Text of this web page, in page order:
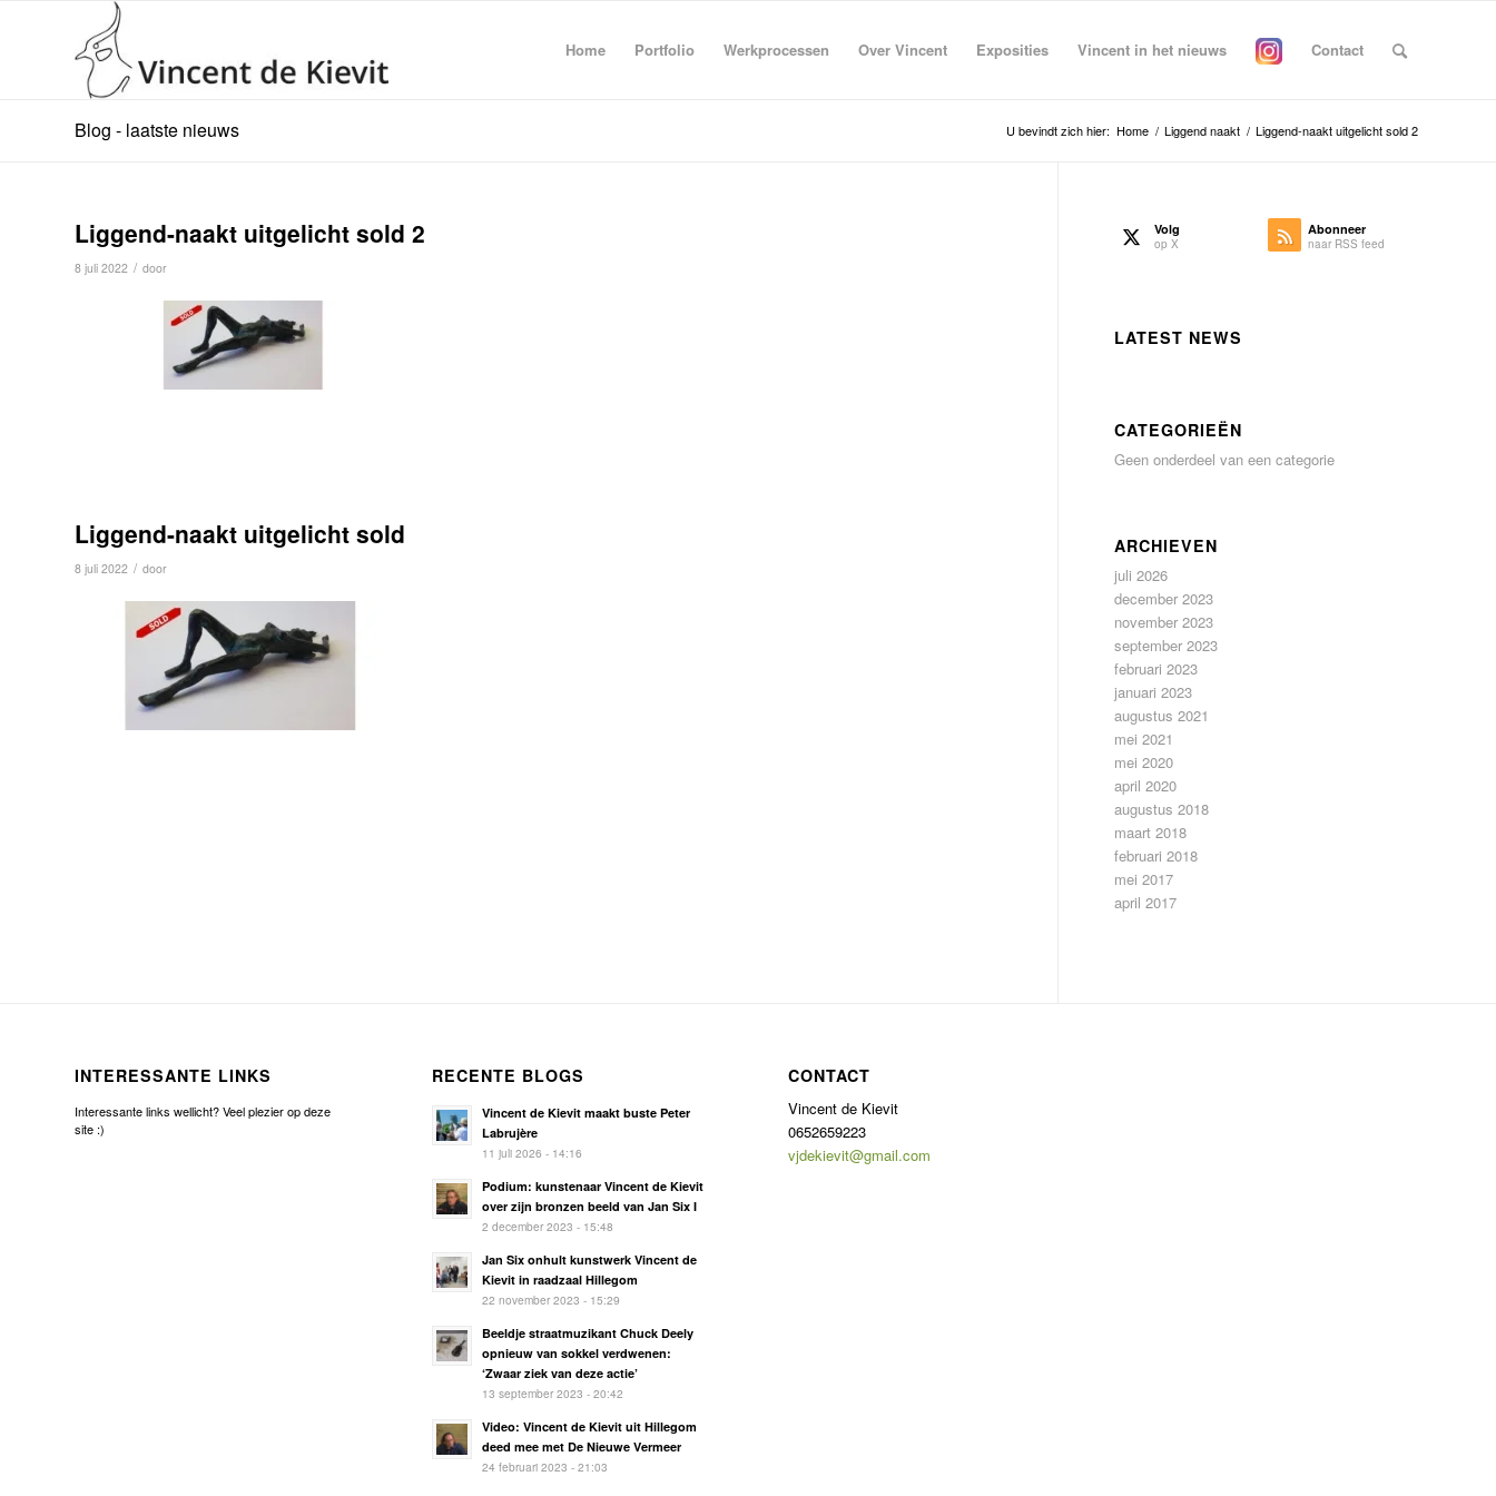
Home Portfolio Werkprocessen Over Vincent Exposities Vincent in het nieuws Contact
Blog - laatste nieuws U bevindt zich hier: Home / Liggend naakt / Liggend-naakt uitgelicht sold 2
Liggend-naakt uitgelicht sold 2
8 juli 2022 / door
Liggend-naakt uitgelicht sold
8 juli 2022 / door
Volg
op X
Abonneer
naar RSS feed
LATEST NEWS
CATEGORIEËN
Geen onderdeel van een categorie
ARCHIEVEN
juli 2026
december 2023
november 2023
september 2023
februari 2023
januari 2023
augustus 2021
mei 2021
mei 2020
april 2020
augustus 2018
maart 2018
februari 2018
mei 2017
april 2017
INTERESSANTE LINKS
Interessante links wellicht? Veel plezier op deze
site :)
RECENTE BLOGS
Vincent de Kievit maakt buste Peter
Labrujère
11 juli 2026 - 14:16
Podium: kunstenaar Vincent de Kievit
over zijn bronzen beeld van Jan Six I
2 december 2023 - 15:48
Jan Six onhult kunstwerk Vincent de
Kievit in raadzaal Hillegom
22 november 2023 - 15:29
Beeldje straatmuzikant Chuck Deely
opnieuw van sokkel verdwenen:
‘Zwaar ziek van deze actie’
13 september 2023 - 20:42
Video: Vincent de Kievit uit Hillegom
deed mee met De Nieuwe Vermeer
24 februari 2023 - 21:03
CONTACT
Vincent de Kievit
0652659223
vjdekievit@gmail.com